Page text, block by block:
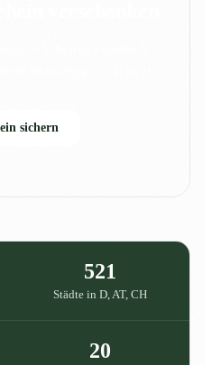
sichern
521
Städte in D, AT, CH
20